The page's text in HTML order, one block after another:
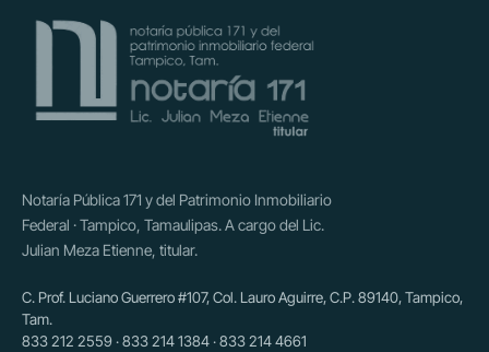
Notaría Pública 171 y del Patrimonio Inmobiliario
Federal · Tampico, Tamaulipas. A cargo del Lic.
Julian Meza Etienne, titular.
C. Prof. Luciano Guerrero #107, Col. Lauro Aguirre, C.P. 89140, Tampico,
Tam.
833 212 2559 · 833 214 1384 · 833 214 4661